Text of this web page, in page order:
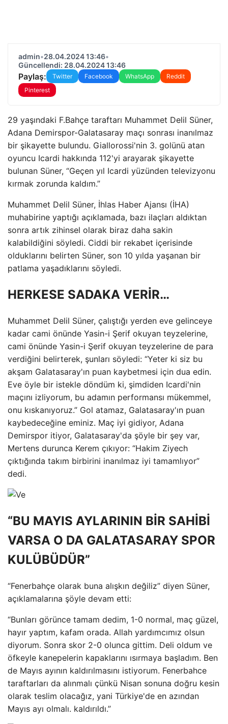
admin•28.04.2024 13:46•
Güncellendi: 28.04.2024 13:46
Paylaş: Twitter Facebook WhatsApp
Reddit
Pinterest
29 yaşındaki F.Bahçe taraftarı Muhammet Delil Süner,
Adana Demirspor-Galatasaray maçı sonrası inanılmaz
bir şikayette bulundu. Giallorossi'nin 3. golünü atan
oyuncu Icardi hakkında 112'yi arayarak şikayette
bulunan Süner, “Geçen yıl Icardi yüzünden televizyonu
kırmak zorunda kaldım.”
Muhammet Delil Süner, İhlas Haber Ajansı (İHA)
muhabirine yaptığı açıklamada, bazı ilaçları aldıktan
sonra artık zihinsel olarak biraz daha sakin
kalabildiğini söyledi. Ciddi bir rekabet içerisinde
olduklarını belirten Süner, son 10 yılda yaşanan bir
patlama yaşadıklarını söyledi.
HERKESE SADAKA VERİR…
Muhammet Delil Süner, çalıştığı yerden eve gelinceye
kadar cami önünde Yasin-i Şerif okuyan teyzelerine,
cami önünde Yasin-i Şerif okuyan teyzelerine de para
verdiğini belirterek, şunları söyledi: “Yeter ki siz bu
akşam Galatasaray'ın puan kaybetmesi için dua edin.
Eve öyle bir istekle döndüm ki, şimdiden Icardi'nin
maçını izliyorum, bu adamın performansı mükemmel,
onu kıskanıyoruz.” Gol atamaz, Galatasaray'ın puan
kaybedeceğine eminiz. Maç iyi gidiyor, Adana
Demirspor itiyor, Galatasaray'da şöyle bir şey var,
Mertens durunca Kerem çıkıyor: “Hakim Ziyech
çıktığında takım birbirini inanılmaz iyi tamamlıyor”
dedi.
“BU MAYIS AYLARININ BİR SAHİBİ
VARSA O DA GALATASARAY SPOR
KULÜBÜDÜR”
“Fenerbahçe olarak buna alışkın değiliz” diyen Süner,
açıklamalarına şöyle devam etti:
“Bunları görünce tamam dedim, 1-0 normal, maç güzel,
hayır yaptım, kafam orada. Allah yardımcımız olsun
diyorum. Sonra skor 2-0 olunca gittim. Deli oldum ve
öfkeyle kanepelerin kapaklarını ısırmaya başladım. Ben
de Mayıs ayının kaldırılmasını istiyorum. Fenerbahce
taraftarları da alınmalı çünkü Nisan sonuna doğru kesin
olarak teslim olacağız, yani Türkiye'de en azından
Mayıs ayı olmalı. kaldırıldı.”